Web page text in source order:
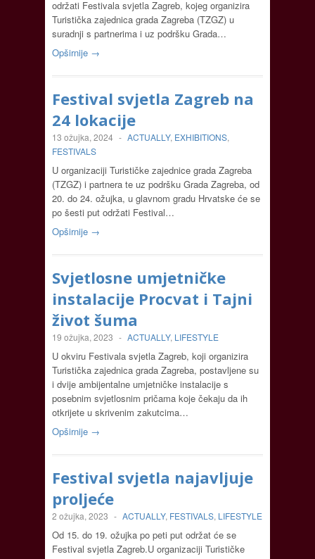
održati Festivala svjetla Zagreb, kojeg organizira
Turistička zajednica grada Zagreba (TZGZ) u
suradnji s partnerima i uz podršku Grada…
Opširnije →
Festival svjetla Zagreb na
24 lokacije
13 ožujka, 2024 - ACTUALLY, EXHIBITIONS,
FESTIVALS
U organizaciji Turističke zajednice grada Zagreba
(TZGZ) i partnera te uz podršku Grada Zagreba, od
20. do 24. ožujka, u glavnom gradu Hrvatske će se
po šesti put održati Festival…
Opširnije →
Svjetlosne umjetničke
instalacije Procvat i Tajni
život šuma
19 ožujka, 2023 - ACTUALLY, LIFESTYLE
U okviru Festivala svjetla Zagreb, koji organizira
Turistička zajednica grada Zagreba, postavljene su
i dvije ambijentalne umjetničke instalacije s
posebnim svjetlosnim pričama koje čekaju da ih
otkrijete u skrivenim zakutcima…
Opširnije →
Festival svjetla najavljuje
proljeće
2 ožujka, 2023 - ACTUALLY, FESTIVALS, LIFESTYLE
Od 15. do 19. ožujka po peti put održat će se
Festival svjetla Zagreb.U organizaciji Turističke